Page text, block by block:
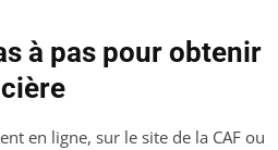
à pas pour obtenir
en ligne, sur le site de la CAF ou